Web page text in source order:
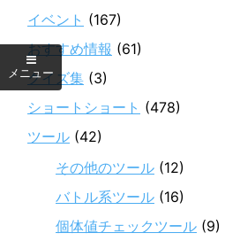
イベント (167)
おすすめ情報 (61)
クイズ集 (3)
ショートショート (478)
ツール (42)
その他のツール (12)
バトル系ツール (16)
個体値チェックツール (9)